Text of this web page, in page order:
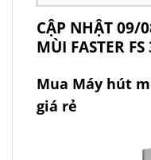
CẬP NHẬT 09/
MÙI FASTER
Mua Máy hút
giá rẻ